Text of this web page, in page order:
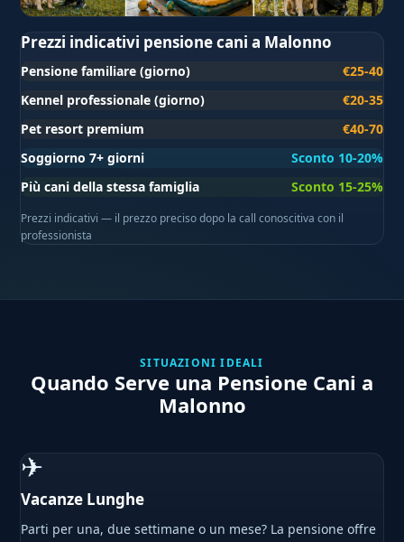
Prezzi indicativi pensione cani a Malonno
Pensione familiare (giorno)
€25-40
Kennel professionale (giorno)
€20-35
Pet resort premium
€40-70
Soggiorno 7+ giorni
Sconto 10-20%
Più cani della stessa famiglia
Sconto 15-25%
Prezzi indicativi — il prezzo preciso dopo la call conoscitiva con il
professionista
SITUAZIONI IDEALI
Quando Serve una Pensione Cani a
Malonno
✈
Vacanze Lunghe
Parti per una, due settimane o un mese? La pensione offre